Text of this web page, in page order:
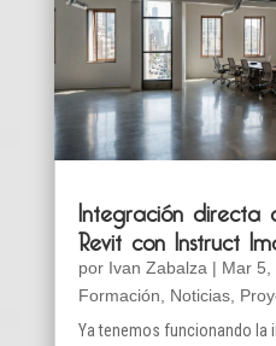
Integración directa
Revit con Instruct
por Ivan Zabalza | Mar 5,
Formación
Noticias,
Ya tenemos funcionando la